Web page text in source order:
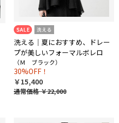
洗える｜夏におすすめ、ドレー
プが美しいフォーマルボレロ
（Ｍ ブラック）
30%OFF！
￥15,400
通常価格￥22,000